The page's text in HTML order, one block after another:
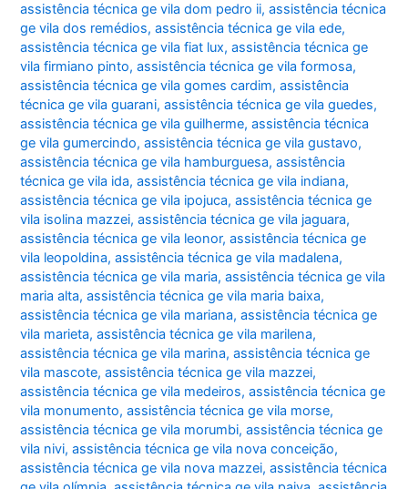
assistência técnica ge vila dom pedro ii,assistência técnica
ge vila dos remédios,assistência técnica ge vila ede,
assistência técnica ge vila fiat lux,assistência técnica ge
vila firmiano pinto,assistência técnica ge vila formosa,
assistência técnica ge vila gomes cardim,assistência
técnica ge vila guarani,assistência técnica ge vila guedes,
assistência técnica ge vila guilherme,assistência técnica
ge vila gumercindo,assistência técnica ge vila gustavo,
assistência técnica ge vila hamburguesa,assistência
técnica ge vila ida,assistência técnica ge vila indiana,
assistência técnica ge vila ipojuca,assistência técnica ge
vila isolina mazzei,assistência técnica ge vila jaguara,
assistência técnica ge vila leonor,assistência técnica ge
vila leopoldina,assistência técnica ge vila madalena,
assistência técnica ge vila maria,assistência técnica ge vila
maria alta,assistência técnica ge vila maria baixa,
assistência técnica ge vila mariana,assistência técnica ge
vila marieta,assistência técnica ge vila marilena,
assistência técnica ge vila marina,assistência técnica ge
vila mascote,assistência técnica ge vila mazzei,
assistência técnica ge vila medeiros,assistência técnica ge
vila monumento,assistência técnica ge vila morse,
assistência técnica ge vila morumbi,assistência técnica ge
vila nivi,assistência técnica ge vila nova conceição,
assistência técnica ge vila nova mazzei,assistência técnica